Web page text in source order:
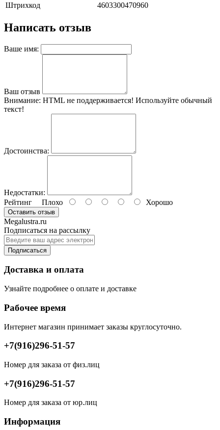
Штрихкод
4603300470960
Написать отзыв
Ваше имя:
Ваш отзыв
Внимание: HTML не поддерживается! Используйте обычный
текст!
Достоинства:
Недостатки:
Рейтинг Плохо Хорошо
Оставить отзыв
Megalustra.ru
Подписаться на рассылку
Подписаться
Доставка и оплата
Узнайте подробнее о оплате и доставке
Рабочее время
Интернет магазин принимает заказы круглосуточно.
+7(916)296-51-57
Номер для заказа от физ.лиц
+7(916)296-51-57
Номер для заказа от юр.лиц
Информация